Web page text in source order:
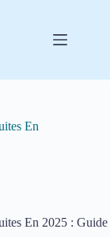
En
En 2025 : Guide